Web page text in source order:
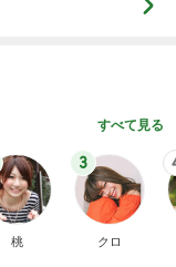
すべて見る
桃
3
クロ